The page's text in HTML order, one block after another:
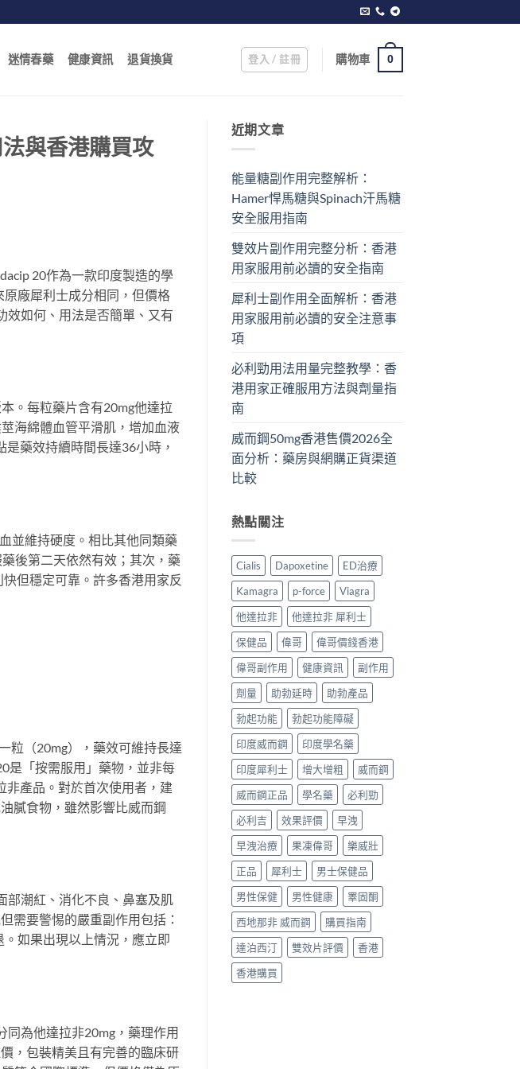
迷情春藥 健康資訊 退貨換貨 登入 / 註冊 購物車 0
與香港購買攻
20作為一款印度製造的學
原廠犀利士成分相同，但價格
效如何、用法是否簡單、又有
。每粒藥片含有20mg他達拉
海綿體血管平滑肌，增加血液
藥效持續時間長達36小時，
並維持硬度。相比其他同類藥
後第二天依然有效；其次，藥
但穩定可靠。許多香港用家反
粒（20mg），藥效可維持長達
是「按需服用」藥物，並非每
產品。對於首次使用者，建
膩食物，雖然影響比威而鋼
部潮紅、消化不良、鼻塞及肌
需要警惕的嚴重副作用包括：
如果出現以上情況，應立即
同為他達拉非20mg，藥理作用
，包裝精美且有完善的臨床研
近期文章
能量糖副作用完整解析：
Hamer悍馬糖與Spinach汗馬糖
安全服用指南
雙效片副作用完整分析：香港
用家服用前必讀的安全指南
犀利士副作用全面解析：香港
用家服用前必讀的安全注意事
項
必利勁用法用量完整教學：香
港用家正確服用方法與劑量指
南
威而鋼50mg香港售價2026全
面分析：藥房與網購正貨渠道
比較
熱點關注
Cialis Dapoxetine
ED治療
Kamagra
p-force
Viagra
他達拉非
他達拉非 犀利士
保健品
偉哥
偉哥價錢香港
偉哥副作用
健康資訊
副作用
劑量
助勃延時
助勃產品
勃起功能
勃起功能障礙
印度威而鋼
印度學名藥
印度犀利士
增大增粗
威而鋼
威而鋼正品
學名藥
必利勁
必利吉
效果評價
早洩
早洩治療
果凍偉哥
樂威壯
正品
犀利士
男士保健品
男性保健
男性健康
睪固酮
西地那非 威而鋼
購買指南
達泊西汀
雙效片評價
香港
香港購買